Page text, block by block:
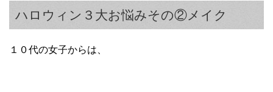
ハロウィン３大お悩みその②メイク
１０代の女子からは、